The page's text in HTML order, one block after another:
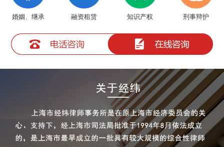
婚姻、继承 融资租赁 知识产权 刑事辩护